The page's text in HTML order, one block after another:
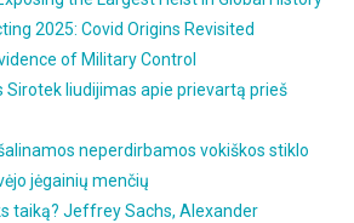
2025: Covid Origins Revisited
of Military Control
Sirotek liudijimas apie prievartą prieš
neperdirbamos vokiškos stiklo
jėgainių menčių
taiką? Jeffrey Sachs, Alexander